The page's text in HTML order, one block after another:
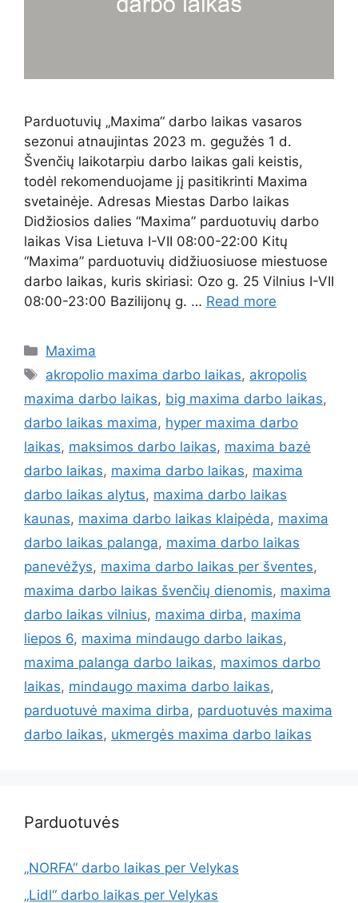
Parduotuvių „Maxima“ darbo laikas vasaros
sezonui atnaujintas 2023 m. gegužės 1 d.
Švenčių laikotarpiu darbo laikas gali keistis,
todėl rekomenduojame jį pasitikrinti Maxima
svetainėje. Adresas Miestas Darbo laikas
Didžiosios dalies “Maxima” parduotuvių darbo
laikas Visa Lietuva I-VII 08:00-22:00 Kitų
“Maxima” parduotuvių didžiuosiuose miestuose
darbo laikas, kuris skiriasi: Ozo g. 25 Vilnius I-VII
08:00-23:00 Bazilijonų g. … Read more
Maxima
akropolio maxima darbo laikas, akropolis
maxima darbo laikas, big maxima darbo laikas,
darbo laikas maxima, hyper maxima darbo
laikas, maksimos darbo laikas, maxima bazė
darbo laikas, maxima darbo laikas, maxima
darbo laikas alytus, maxima darbo laikas
kaunas, maxima darbo laikas klaipėda, maxima
darbo laikas palanga, maxima darbo laikas
panevėžys, maxima darbo laikas per šventes,
maxima darbo laikas švenčių dienomis, maxima
darbo laikas vilnius, maxima dirba, maxima
liepos 6, maxima mindaugo darbo laikas,
maxima palanga darbo laikas, maximos darbo
laikas, mindaugo maxima darbo laikas,
parduotuvė maxima dirba, parduotuvės maxima
darbo laikas, ukmergės maxima darbo laikas
Parduotuvės
„NORFA“ darbo laikas per Velykas
„Lidl“ darbo laikas per Velykas